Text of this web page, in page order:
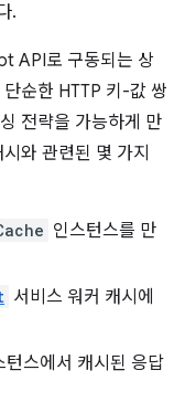
.
API로 구동되는 상
순한 HTTP 키-값 쌍
전략을 가능하게 만
와 관련된 몇 가지
인스턴스를 만
서비스 워커 캐시에
턴스에서 캐시된 응답